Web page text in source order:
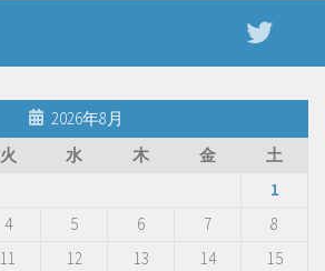
2026年8月
火 水 木 金
土
1
4 5 6 7
8
11 12 13 14
15